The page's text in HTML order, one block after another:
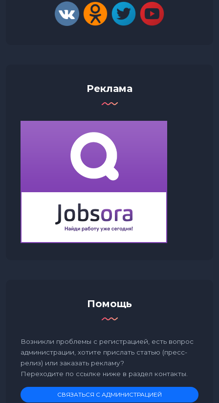
Реклама
Помощь
Возникли проблемы с регистрацией, есть вопрос
администрации, хотите прислать статью (пресс-
релиз) или заказать рекламу?
Переходите по ссылке ниже в раздел контакты.
СВЯЗАТЬСЯ С АДМИНИСТРАЦИЕЙ